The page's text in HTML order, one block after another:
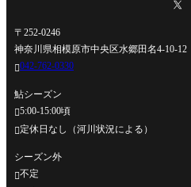
〒252-0246
神奈川県相模原市中央区水郷田名4-10-12
042-762-0330
鮎シーズン
5:00-15:00頃
定休日なし（河川状況による）
シーズン外
不定